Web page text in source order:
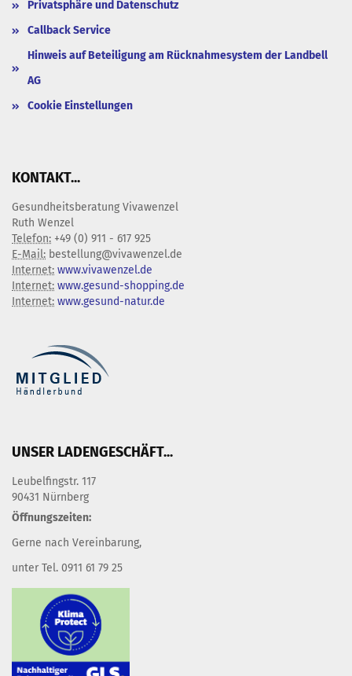
Privatsphäre und Datenschutz
Callback Service
Hinweis auf Beteiligung am Rücknahmesystem der Landbell
AG
Cookie Einstellungen
KONTAKT...
Gesundheitsberatung Vivawenzel
Ruth Wenzel
Telefon: +49 (0) 911 - 617 925
E-Mail: bestellung@vivawenzel.de
Internet: www.vivawenzel.de
Internet: www.gesund-shopping.de
Internet: www.gesund-natur.de
UNSER LADENGESCHÄFT...
Leubelfingstr. 117
90431 Nürnberg
Öffnungszeiten:
Gerne nach Vereinbarung,
unter Tel. 0911 61 79 25